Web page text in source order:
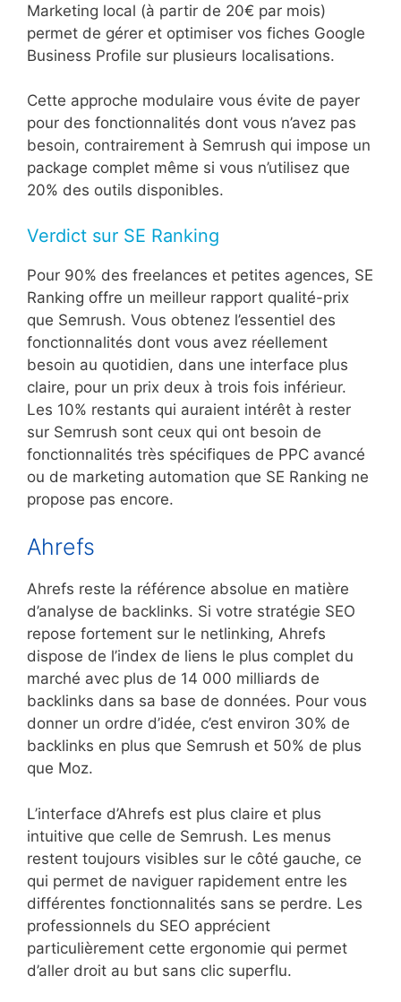
Marketing local (à partir de 20€ par mois)
permet de gérer et optimiser vos fiches Google
Business Profile sur plusieurs localisations.
Cette approche modulaire vous évite de payer
pour des fonctionnalités dont vous n’avez pas
besoin, contrairement à Semrush qui impose un
package complet même si vous n’utilisez que
20% des outils disponibles.
Verdict sur SE Ranking
Pour 90% des freelances et petites agences, SE
Ranking offre un meilleur rapport qualité-prix
que Semrush. Vous obtenez l’essentiel des
fonctionnalités dont vous avez réellement
besoin au quotidien, dans une interface plus
claire, pour un prix deux à trois fois inférieur.
Les 10% restants qui auraient intérêt à rester
sur Semrush sont ceux qui ont besoin de
fonctionnalités très spécifiques de PPC avancé
ou de marketing automation que SE Ranking ne
propose pas encore.
Ahrefs
Ahrefs reste la référence absolue en matière
d’analyse de backlinks. Si votre stratégie SEO
repose fortement sur le netlinking, Ahrefs
dispose de l’index de liens le plus complet du
marché avec plus de 14 000 milliards de
backlinks dans sa base de données. Pour vous
donner un ordre d’idée, c’est environ 30% de
backlinks en plus que Semrush et 50% de plus
que Moz.
L’interface d’Ahrefs est plus claire et plus
intuitive que celle de Semrush. Les menus
restent toujours visibles sur le côté gauche, ce
qui permet de naviguer rapidement entre les
différentes fonctionnalités sans se perdre. Les
professionnels du SEO apprécient
particulièrement cette ergonomie qui permet
d’aller droit au but sans clic superflu.